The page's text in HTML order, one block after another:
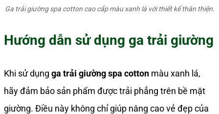
Ga trải giường spa cotton cao cấp màu xanh lá với thiết kế thân thiện.
Hướng dẫn sử dụng ga trải giường
Khi sử dụng ga trải giường spa cotton màu xanh lá,
hãy đảm bảo sản phẩm được trải phẳng trên bề mặt
giường. Điều này không chỉ giúp nâng cao vẻ đẹp của